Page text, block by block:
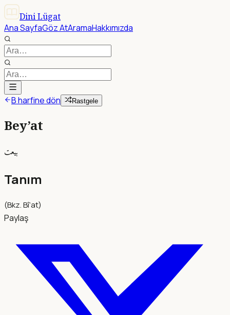
Dini Lügat
Ana SayfaGöz AtAramaHakkımızda
B harfine dön Rastgele
Bey’at
بيعت
Tanım
(Bkz. Bî’at)
Paylaş